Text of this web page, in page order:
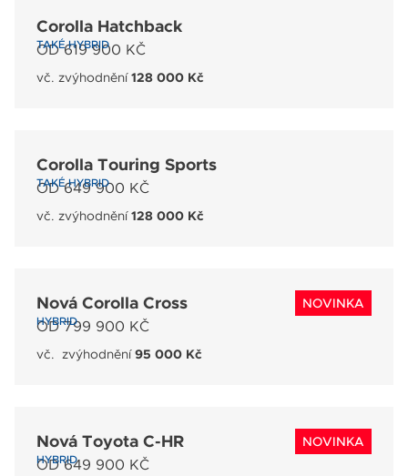
TAKÉ HYBRID
Corolla Hatchback
OD 619 900 KČ
vč. zvýhodnění128 000 Kč
TAKÉ HYBRID
Corolla Touring Sports
OD 649 900 KČ
vč. zvýhodnění128 000 Kč
NOVINKA
HYBRID
Nová Corolla Cross
OD 799 900 KČ
vč. zvýhodnění95 000 Kč
NOVINKA
HYBRID
Nová Toyota C-HR
OD 649 900 KČ